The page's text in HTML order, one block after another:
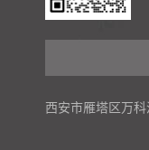
西安市雁塔区万